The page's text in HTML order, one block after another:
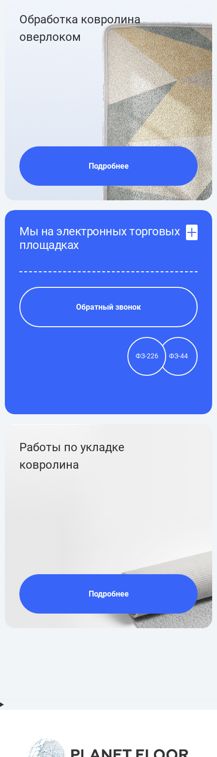
Обработка ковролина
оверлоком
Подробнее
Мы на электронных торговых
площадках
Обратный звонок
ФЗ-226 ФЗ-44
Работы по укладке
ковролина
Подробнее